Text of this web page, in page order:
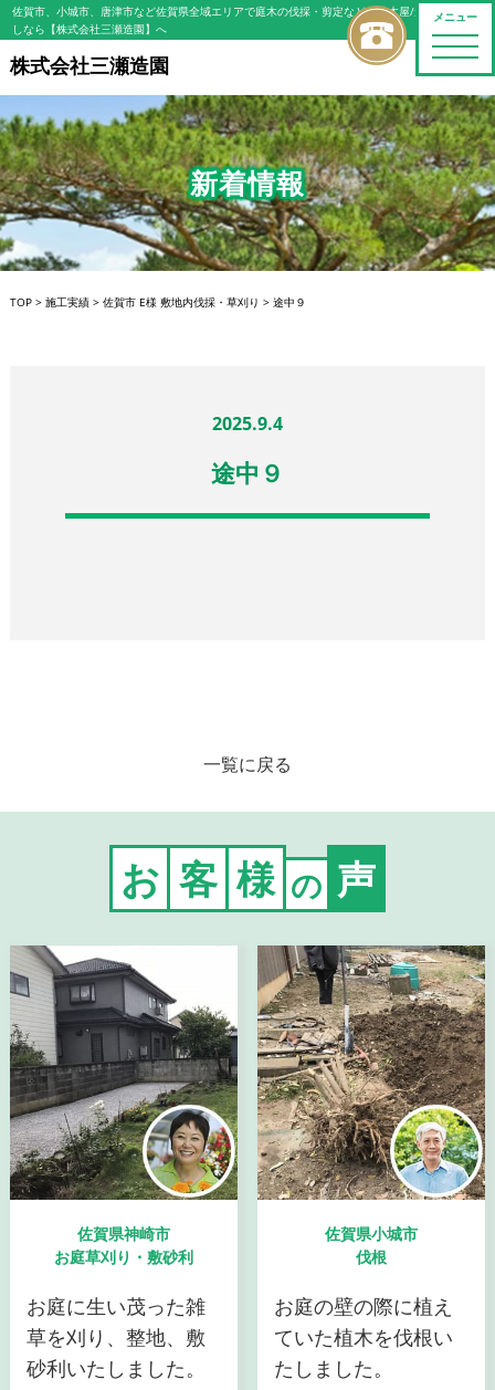
メニュー
toggle
佐賀市、小城市、唐津市など佐賀県全域エリアで庭木の伐採・剪定などの植木屋/造園屋をお探
しなら【株式会社三瀬造園】へ
株式会社三瀬造園
新着情報
TOP> 施工実績> 佐賀市 E様 敷地内伐採・草刈り > 途中９
2025.9.4
途中９
一覧に戻る
お 客 様 の 声
佐賀県神崎市
お庭草刈り・敷砂利
お庭に生い茂った雑
草を刈り、整地、敷
砂利いたしました。
佐賀県小城市
伐根
お庭の壁の際に植え
ていた植木を伐根い
たしました。